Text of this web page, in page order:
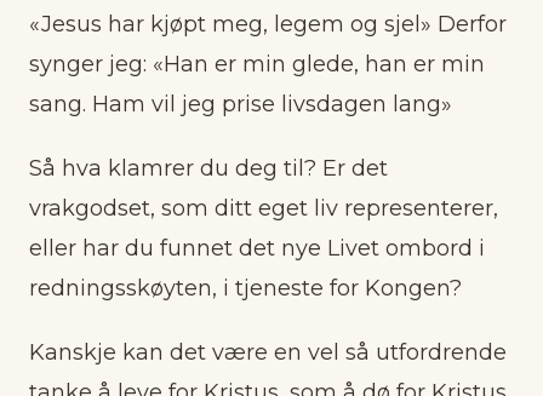
«Jesus har kjøpt meg, legem og sjel» Derfor
synger jeg: «Han er min glede, han er min
sang. Ham vil jeg prise livsdagen lang»
Så hva klamrer du deg til? Er det
vrakgodset, som ditt eget liv representerer,
eller har du funnet det nye Livet ombord i
redningsskøyten, i tjeneste for Kongen?
Kanskje kan det være en vel så utfordrende